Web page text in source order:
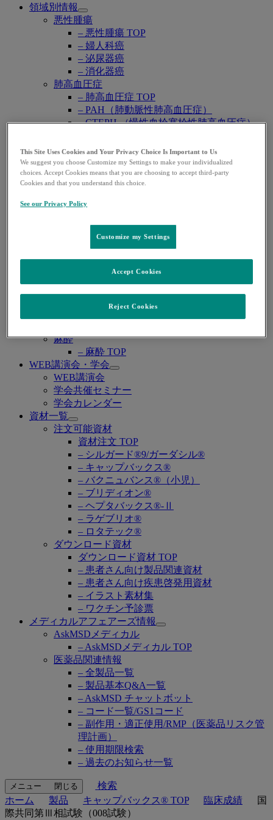
領域別情報
Open
submenu
悪性腫瘍
– 悪性腫瘍 TOP
– 婦人科癌
– 泌尿器癌
– 消化器癌
肺高血圧症
– 肺高血圧症 TOP
– PAH（肺動脈性肺高血圧症）
– CTEPH （慢性血栓塞栓性肺高血圧症）
– ワクチン・予防抗体薬 TOP
– 子宮頸がん・HPV関連疾患
– ロタウイルス感染症
– 肺炎球菌感染症
– B型肝炎
– 感染症 TOP
– COVID-19
– サイトメガロウイルス感染症
– HIV感染症
– 真菌感染症
麻酔
– 麻酔 TOP
WEB講演会・学会
Open
WEB講演会
学会共催セミナー
学会カレンダー
資材一覧
Open
submenu
注文可能資材
資材注文 TOP
– シルガード®9/ガーダシル®
– キャップバックス®
– バクニュバンス®（小児）
– ブリディオン®
– ヘプタバックス®-Ⅱ
– ラゲブリオ®
– ロタテック®
ダウンロード資材
ダウンロード資材 TOP
– 患者さん向け製品関連資材
– 患者さん向け疾患啓発用資材
– イラスト素材集
– ワクチン予診票
メディカルアフェアーズ情報
Open
AskMSDメディカル
– AskMSDメディカル TOP
医薬品関連情報
– 全製品一覧
– 製品基本Q&A一覧
– AskMSD チャットボット
– コード一覧/GS1コード
– 副作用・適正使用/RMP（医薬品リスク管
理計画）
– 使用期限検索
– 過去のお知らせ一覧
メニュー 閉じる
検索
ホーム
製品 キャップバックス® TOP 臨床成績
国
際共同第Ⅲ相試験（008試験）
This Site Uses Cookies and Your Privacy Choice Is Important to Us
We suggest you choose Customize my Settings to make your individualized
choices. Accept Cookies means that you are choosing to accept third-party
Cookies and that you understand this choice.
See our Privacy Policy
Customize my Settings
Reject Cookies
Accept Cookies